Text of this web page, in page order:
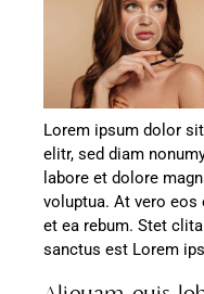
Lorem ipsum dolor
elitr, sed diam
labore et dolore
voluptua. At vero
et ea rebum. Stet
sanctus est Lorem